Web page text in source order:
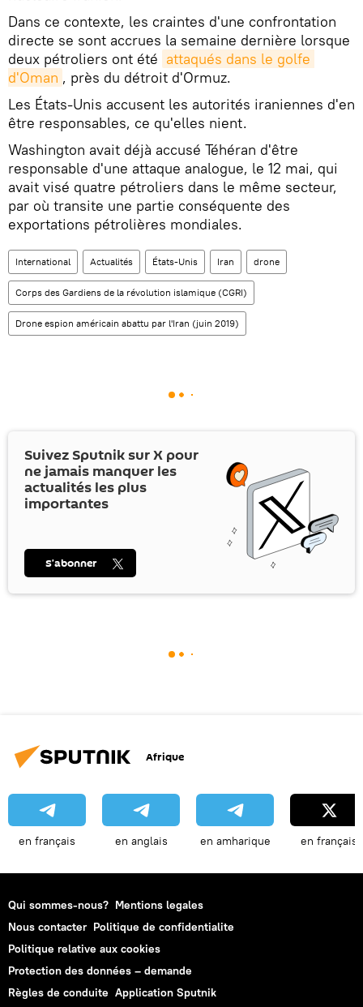
Dans ce contexte, les craintes d'une confrontation
directe se sont accrues la semaine dernière lorsque
deux pétroliers ont été attaqués dans le golfe
d'Oman , près du détroit d'Ormuz.
Les États-Unis accusent les autorités iraniennes d'en
être responsables, ce qu'elles nient.
Washington avait déjà accusé Téhéran d'être
responsable d'une attaque analogue, le 12 mai, qui
avait visé quatre pétroliers dans le même secteur,
par où transite une partie conséquente des
exportations pétrolières mondiales.
International Actualités États-Unis Iran drone
Corps des Gardiens de la révolution islamique (CGRI)
Drone espion américain abattu par l'Iran (juin 2019)
Suivez Sputnik surX pour
ne jamais manquer les
actualités les plus
importantes
S’abonner
Afrique
en français en anglais en amharique en français
Qui sommes-nous? Mentions legales
Nous contacter Politique de confidentialite
Politique relative aux cookies
Protection des données – demande
Règles de conduite Application Sputnik